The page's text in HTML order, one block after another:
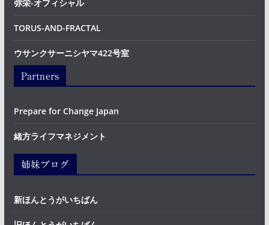
弥栄-オフィシャル
TORUS-AND-FRACTAL
ウサンクサーニシヤマ422号室
Partners
Prepare for Change Japan
緒方ライフマネジメント
姉妹ブログ
新ほんとうがいちばん